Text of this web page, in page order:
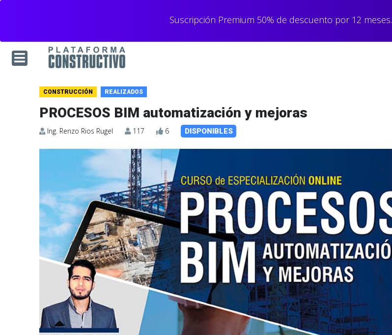
Suscripción Premium 50% de descuento por 12 meses.
CONSTRUCCIÓN REALIZADOS
PROCESOS BIM automatización y mejoras
Ing. Renzo Rios Rugel 117 6 DISPONIBLES